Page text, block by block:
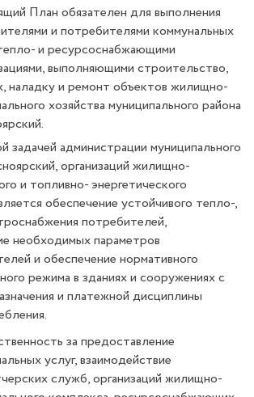
План обязателен для выполнения
и потребителями коммунальных
и ресурсоснабжающими
выполняющими строительство,
наладку и ремонт объектов жилищно-
хозяйства муниципального района
задачей администрации муниципального
организаций жилищно-
и топливно- энергетического
обеспечение устойчивого тепло-,
потребителей,
необходимых параметров
и обеспечение нормативного
режима в зданиях и сооружениях с
и платежной дисциплины
за предоставление
услуг, взаимодействие
служб, организаций жилищно-